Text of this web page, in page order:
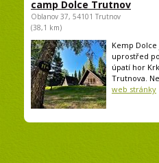
camp Dolce Trutnov
Oblanov 37, 54101 Trutnov
(38,1 km)
Kemp
uprostřed
úpatí hor
Trutnova.
web stránky